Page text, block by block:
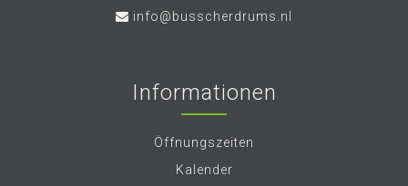
info@busscherdrums.nl
Informationen
Öffnungszeiten
Kalender